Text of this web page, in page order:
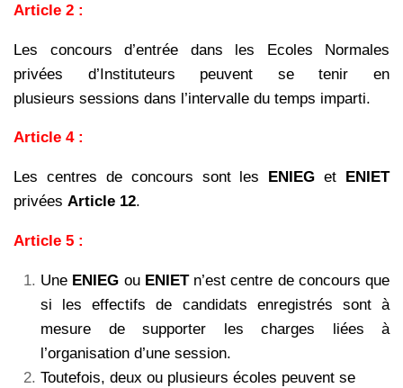
Article 2 :
Les concours d’entrée dans les Ecoles Normales
privées d’Instituteurs peuvent se tenir en
plusieurs sessions dans l’intervalle du temps imparti.
Article 4 :
Les centres de concours sont les ENIEG et
ENIET
privées Article 12.
Article 5 :
Une ENIEG ou ENIETn’est centre de concours que
si les effectifs de candidats enregistrés sont à
mesure de supporter les charges liées à
l’organisation d’une session.
Toutefois, deux ou plusieurs écoles peuvent se